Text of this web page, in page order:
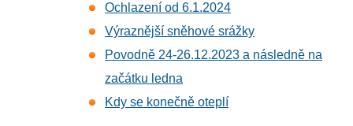
Ochlazení od 6.1.2024
Výraznější sněhové srážky
Povodně 24-26.12.2023 a následně na
začátku ledna
Kdy se konečně oteplí